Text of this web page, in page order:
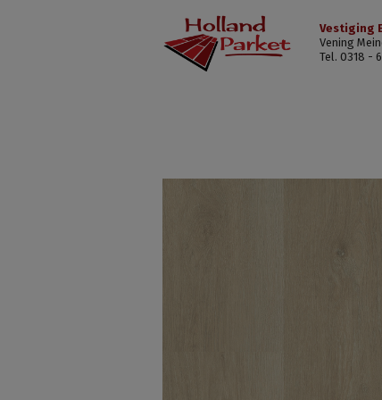
Vestiging
Vening
Tel. 0318 -